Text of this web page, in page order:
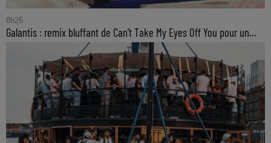
8h26
Galantis : remix bluffant de Can’t Take My Eyes Off You pour un...